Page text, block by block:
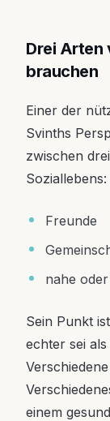
Drei Arten
brauchen
Einer der
Svinths
zwischen
Soziallebens:
Freunde
nahe
Sein Punkt
echter sei als
einem